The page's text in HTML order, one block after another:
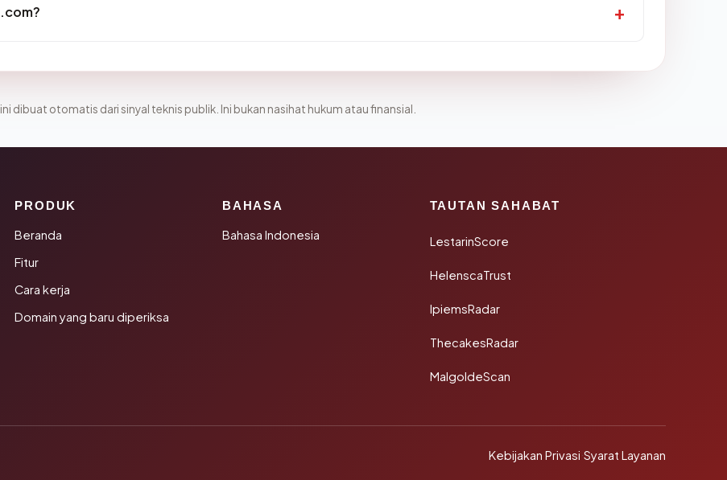
dibuat otomatis dari sinyal teknis publik. Ini bukan nasihat hukum atau finansial.
PRODUK
Beranda
Fitur
Cara kerja
Domain yang baru diperiksa
BAHASA
Bahasa Indonesia
TAUTAN SAHABAT
LestarinScore
HelenscaTrust
IpiemsRadar
ThecakesRadar
MalgoldeScan
Kebijakan Privasi·Syarat Layanan